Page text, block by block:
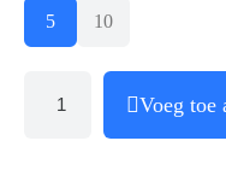
5 10
Voeg toe